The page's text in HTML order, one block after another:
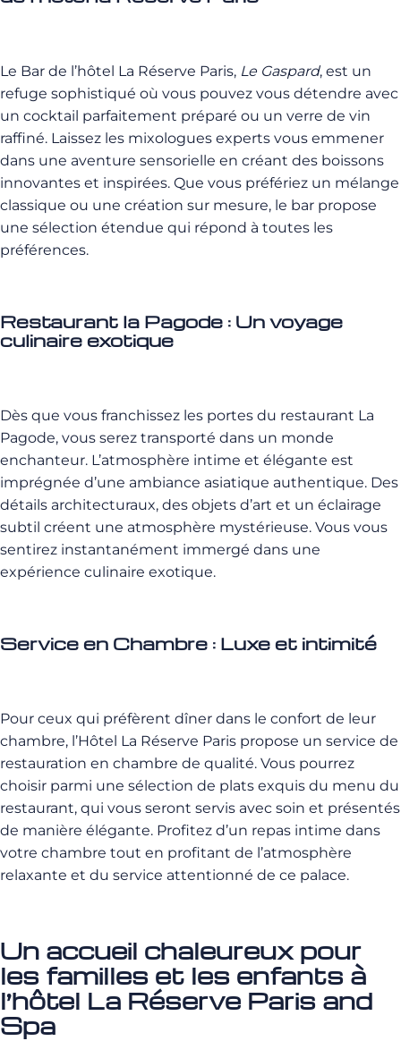
Le Bar de l’hôtel La Réserve Paris, Le Gaspard, est un
refuge sophistiqué où vous pouvez vous détendre avec
un cocktail parfaitement préparé ou un verre de vin
raffiné. Laissez les mixologues experts vous emmener
dans une aventure sensorielle en créant des boissons
innovantes et inspirées. Que vous préfériez un mélange
classique ou une création sur mesure, le bar propose
une sélection étendue qui répond à toutes les
préférences.
Restaurant la Pagode : Un voyage
culinaire exotique
Dès que vous franchissez les portes du restaurant La
Pagode, vous serez transporté dans un monde
enchanteur. L’atmosphère intime et élégante est
imprégnée d’une ambiance asiatique authentique. Des
détails architecturaux, des objets d’art et un éclairage
subtil créent une atmosphère mystérieuse. Vous vous
sentirez instantanément immergé dans une
expérience culinaire exotique.
Service en Chambre : Luxe et intimité
Pour ceux qui préfèrent dîner dans le confort de leur
chambre, l’Hôtel La Réserve Paris propose un service de
restauration en chambre de qualité. Vous pourrez
choisir parmi une sélection de plats exquis du menu du
restaurant, qui vous seront servis avec soin et présentés
de manière élégante. Profitez d’un repas intime dans
votre chambre tout en profitant de l’atmosphère
relaxante et du service attentionné de ce palace.
Un accueil chaleureux pour
les familles et les enfants à
l’hôtel La Réserve Paris and
Spa